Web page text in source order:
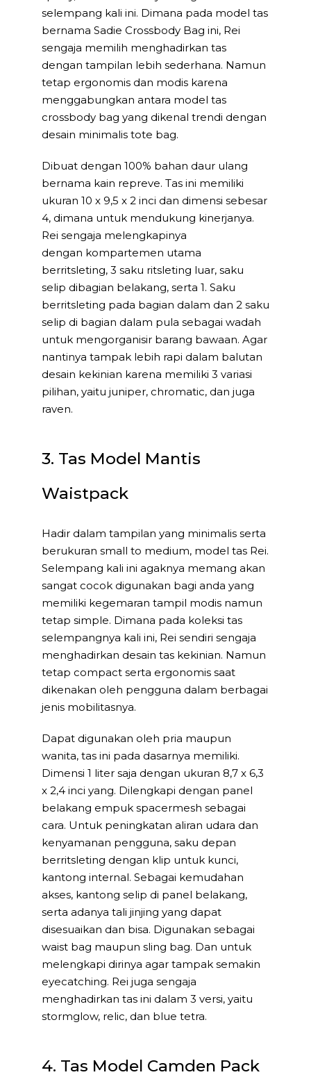
selempang kali ini. Dimana pada model tas
bernama Sadie Crossbody Bag ini, Rei
sengaja memilih menghadirkan tas
dengan tampilan lebih sederhana. Namun
tetap ergonomis dan modis karena
menggabungkan antara model tas
crossbody bag yang dikenal trendi dengan
desain minimalis tote bag.
Dibuat dengan 100% bahan daur ulang
bernama kain repreve. Tas ini memiliki
ukuran 10 x 9,5 x 2 inci dan dimensi sebesar
4, dimana untuk mendukung kinerjanya.
Rei sengaja melengkapinya
dengan kompartemen utama
berritsleting, 3 saku ritsleting luar, saku
selip dibagian belakang, serta 1. Saku
berritsleting pada bagian dalam dan 2 saku
selip di bagian dalam pula sebagai wadah
untuk mengorganisir barang bawaan. Agar
nantinya tampak lebih rapi dalam balutan
desain kekinian karena memiliki 3 variasi
pilihan, yaitu juniper, chromatic, dan juga
raven.
3. Tas Model Mantis
Waistpack
Hadir dalam tampilan yang minimalis serta
berukuran small to medium, model tas Rei.
Selempang kali ini agaknya memang akan
sangat cocok digunakan bagi anda yang
memiliki kegemaran tampil modis namun
tetap simple. Dimana pada koleksi tas
selempangnya kali ini, Rei sendiri sengaja
menghadirkan desain tas kekinian. Namun
tetap compact serta ergonomis saat
dikenakan oleh pengguna dalam berbagai
jenis mobilitasnya.
Dapat digunakan oleh pria maupun
wanita, tas ini pada dasarnya memiliki.
Dimensi 1 liter saja dengan ukuran 8,7 x 6,3
x 2,4 inci yang. Dilengkapi dengan panel
belakang empuk spacermesh sebagai
cara. Untuk peningkatan aliran udara dan
kenyamanan pengguna, saku depan
berritsleting dengan klip untuk kunci,
kantong internal. Sebagai kemudahan
akses, kantong selip di panel belakang,
serta adanya tali jinjing yang dapat
disesuaikan dan bisa. Digunakan sebagai
waist bag maupun sling bag. Dan untuk
melengkapi dirinya agar tampak semakin
eyecatching. Rei juga sengaja
menghadirkan tas ini dalam 3 versi, yaitu
stormglow, relic, dan blue tetra.
4. Tas Model Camden Pack